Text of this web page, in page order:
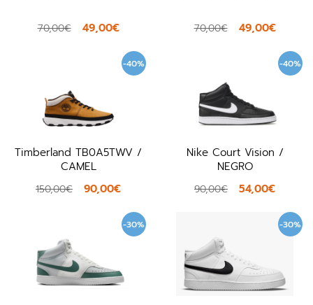
70,00€ 49,00€ 70,00€ 49,00€
-40%
Timberland TB0A5TWV /
CAMEL
150,00€ 90,00€
-40%
Nike Court Vision /
NEGRO
90,00€ 54,00€
-30% -30%